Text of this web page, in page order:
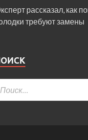
рассказал, как
требуют замены